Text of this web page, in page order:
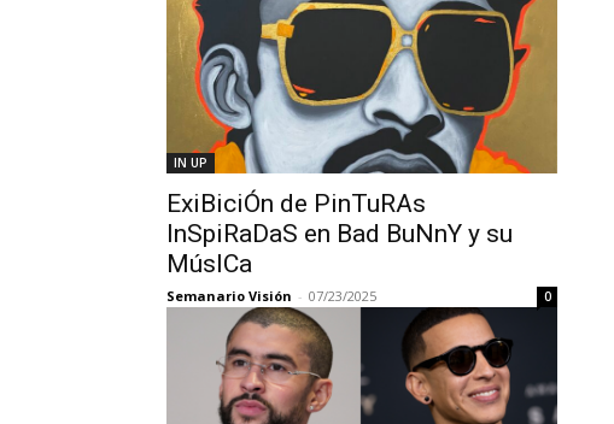
IN UP
ExiBiciÓn de PinTuRAs
InSpiRaDaS en Bad BuNnY y su
MúsICa
Semanario Visión - 07/23/2025 0